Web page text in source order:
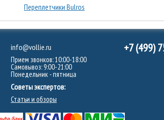
Переплетчики Bulros
info@vollie.ru
Прием звонков: 10:00-18:00
Самовывоз: 9:00-21:00
Понедельник - пятница
Советы экспертов:
Статьи и обзоры
+7 (499)